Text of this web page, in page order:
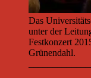
Das
unter der
Festkonzert
Grünendahl.